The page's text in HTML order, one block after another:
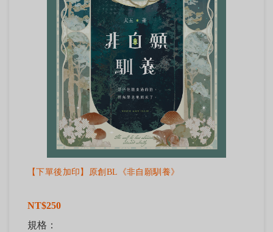
【下單後加印】原創BL《非自願馴養》
NT$250
規格：